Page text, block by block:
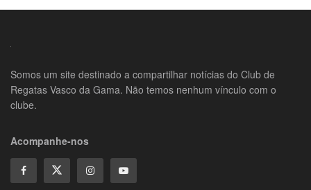
Somos um site destinado a compartilhar notícias do Club de
Regatas Vasco da Gama. Não temos nenhum vínculo com o
clube.
Acompanhe-nos